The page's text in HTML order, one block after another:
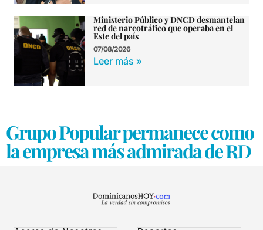
Ministerio Público y DNCD desmantelan
red de narcotráfico que operaba en el
Este del país
07/08/2026
Leer más »
Grupo Popular permanece como
la empresa más admirada de RD